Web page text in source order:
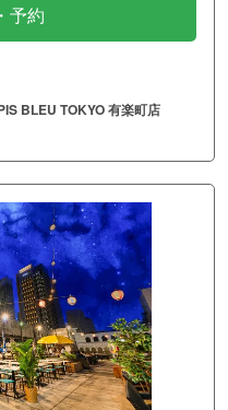
予約
BLEU TOKYO 有楽町店